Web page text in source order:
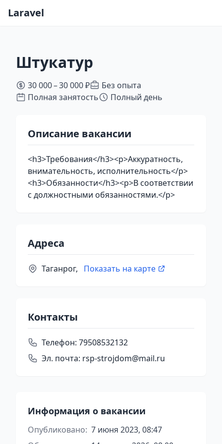
Laravel
Штукатур
30 000 – 30 000 ₽
Без опыта
Полная занятость
Полный день
Описание вакансии
<h3>Требования</h3><p>Аккуратность,
внимательность, исполнительность</p>
<h3>Обязанности</h3><p>В соответствии
с должностными обязанностями.</p>
Адреса
Таганрог, Показать на карте
Контакты
Телефон: 79508532132
Эл. почта: rsp-strojdom@mail.ru
Информация о вакансии
Опубликовано: 7 июня 2023, 08:47